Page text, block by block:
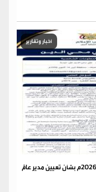
أخبار وتقارير
قرار رئيس مجلس الوزراء رقم (63) لسنة 2026م بشأن تعيين مدير عامًّ